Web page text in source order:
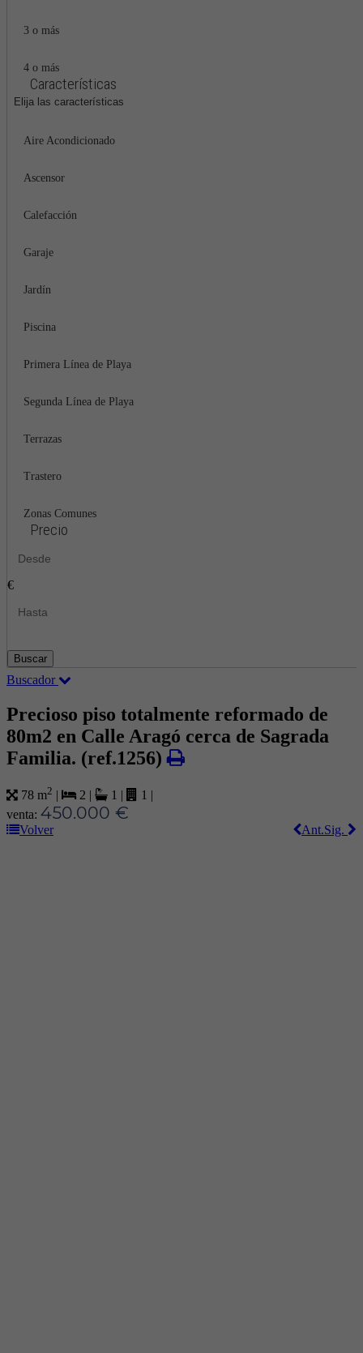
3 o más
4 o más
Características
Elija las características
Aire Acondicionado
Ascensor
Calefacción
Garaje
Jardín
Piscina
Primera Línea de Playa
Segunda Línea de Playa
Terrazas
Trastero
Zonas Comunes
Precio
€
Buscar
Buscador
Precioso piso totalmente reformado de
80m2 en Calle Aragó cerca de Sagrada
Familia. (ref.1256)
78 m2 | 2 | 1 | 1 |
venta: 450.000 €
Volver Sig.
Ant.